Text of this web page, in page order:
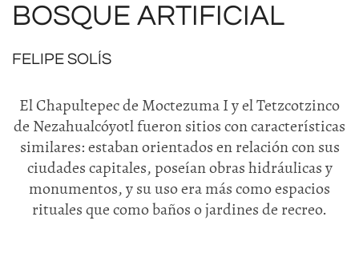
BOSQUE ARTIFICIAL
FELIPE SOLÍS
El Chapultepec de Moctezuma I y el Tetzcotzinco
de Nezahualcóyotl fueron sitios con características
similares: estaban orientados en relación con sus
ciudades capitales, poseían obras hidráulicas y
monumentos, y su uso era más como espacios
rituales que como baños o jardines de recreo.